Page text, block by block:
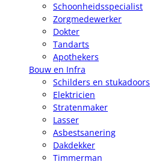
Schoonheidsspecialist
Zorgmedewerker
Dokter
Tandarts
Apothekers
Bouw en Infra
Schilders en stukadoors
Elektricien
Stratenmaker
Lasser
Asbestsanering
Dakdekker
Timmerman